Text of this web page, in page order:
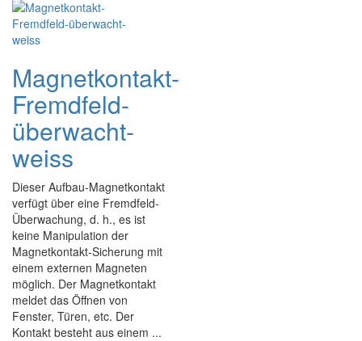
Magnetkontakt-
Fremdfeld-
überwacht-
weiss
Dieser Aufbau-Magnetkontakt
verfügt über eine Fremdfeld-
Überwachung, d. h., es ist
keine Manipulation der
Magnetkontakt-Sicherung mit
einem externen Magneten
möglich. Der Magnetkontakt
meldet das Öffnen von
Fenster, Türen, etc. Der
Kontakt besteht aus einem ...